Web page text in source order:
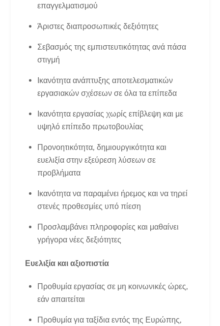
επαγγελματισμού
Άριστες διαπροσωπικές δεξιότητες
Σεβασμός της εμπιστευτικότητας ανά πάσα
στιγμή
Ικανότητα ανάπτυξης αποτελεσματικών
εργασιακών σχέσεων σε όλα τα επίπεδα
Ικανότητα εργασίας χωρίς επίβλεψη και με
υψηλό επίπεδο πρωτοβουλίας
Προνοητικότητα, δημιουργικότητα και
ευελιξία στην εξεύρεση λύσεων σε
προβλήματα
Ικανότητα να παραμένει ήρεμος και να τηρεί
στενές προθεσμίες υπό πίεση
Προσλαμβάνει πληροφορίες και μαθαίνει
γρήγορα νέες δεξιότητες
Ευελιξία και αξιοπιστία
Προθυμία εργασίας σε μη κοινωνικές ώρες,
εάν απαιτείται
Προθυμία για ταξίδια εντός της Ευρώπης,